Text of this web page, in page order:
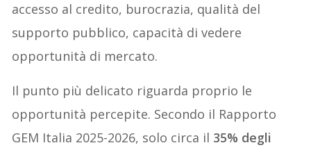
accesso al credito, burocrazia, qualità del
supporto pubblico, capacità di vedere
opportunità di mercato.
Il punto più delicato riguarda proprio le
opportunità percepite. Secondo il Rapporto
GEM Italia 2025-2026, solo circa il 35% degli